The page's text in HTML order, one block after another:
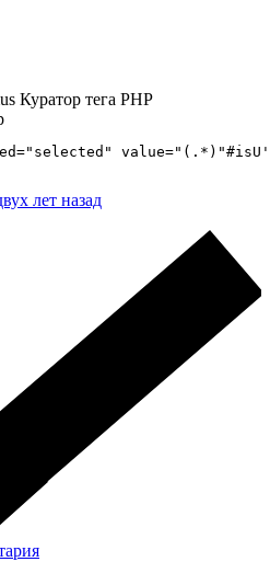
Куратор тега PHP
лет назад